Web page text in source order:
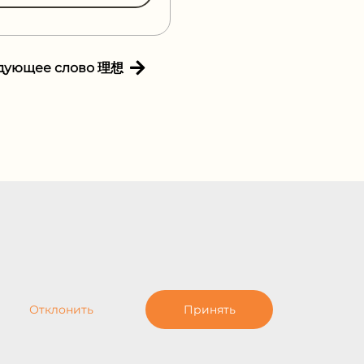
слово 理想
Отклонить Принять